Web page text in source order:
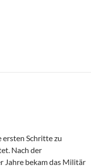
ersten Schritte zu
Nach der
Jahre bekam das Militär